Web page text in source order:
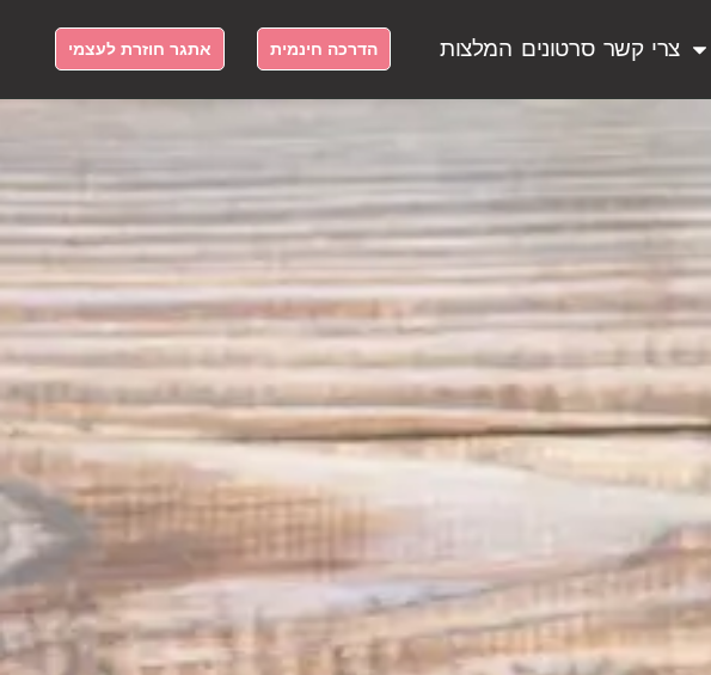
צרי קשר סרטונים המלצות הדרכה חינמית אתגר חוזרת לעצמי